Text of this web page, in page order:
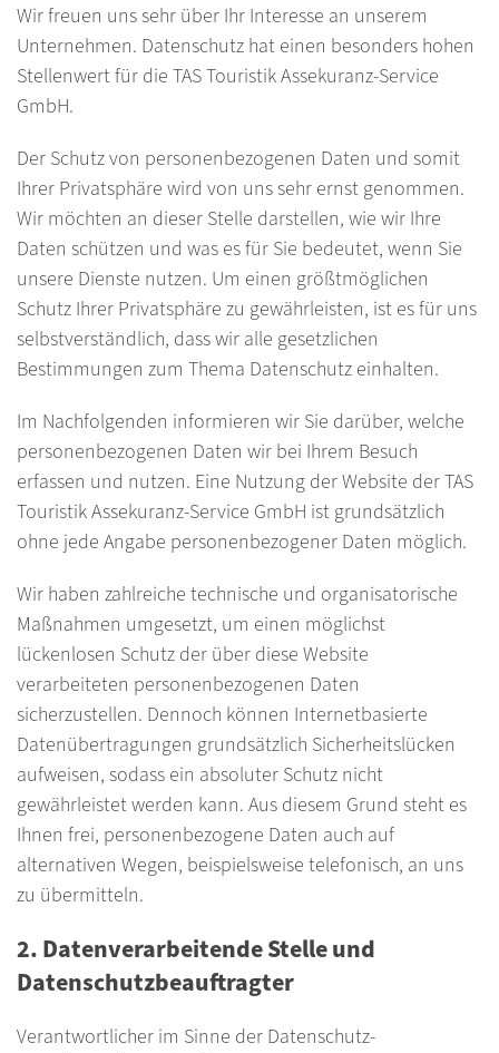
Wir freuen uns sehr über Ihr Interesse an unserem
Unternehmen. Datenschutz hat einen besonders hohen
Stellenwert für die TAS Touristik Assekuranz-Service
GmbH.
Der Schutz von personenbezogenen Daten und somit
Ihrer Privatsphäre wird von uns sehr ernst genommen.
Wir möchten an dieser Stelle darstellen, wie wir Ihre
Daten schützen und was es für Sie bedeutet, wenn Sie
unsere Dienste nutzen. Um einen größtmöglichen
Schutz Ihrer Privatsphäre zu gewährleisten, ist es für uns
selbstverständlich, dass wir alle gesetzlichen
Bestimmungen zum Thema Datenschutz einhalten.
Im Nachfolgenden informieren wir Sie darüber, welche
personenbezogenen Daten wir bei Ihrem Besuch
erfassen und nutzen. Eine Nutzung der Website der TAS
Touristik Assekuranz-Service GmbH ist grundsätzlich
ohne jede Angabe personenbezogener Daten möglich.
Wir haben zahlreiche technische und organisatorische
Maßnahmen umgesetzt, um einen möglichst
lückenlosen Schutz der über diese Website
verarbeiteten personenbezogenen Daten
sicherzustellen. Dennoch können Internetbasierte
Datenübertragungen grundsätzlich Sicherheitslücken
aufweisen, sodass ein absoluter Schutz nicht
gewährleistet werden kann. Aus diesem Grund steht es
Ihnen frei, personenbezogene Daten auch auf
alternativen Wegen, beispielsweise telefonisch, an uns
zu übermitteln.
2. Datenverarbeitende Stelle und
Datenschutzbeauftragter
Verantwortlicher im Sinne der Datenschutz-